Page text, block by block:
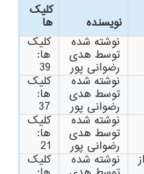
نویسنده
کلیک
ها
نوشته شده
توسط هدی
رضوانی پور
کلیک
ها:
39
نوشته شده
توسط هدی
رضوانی پور
کلیک
ها:
37
نوشته شده
توسط هدی
رضوانی پور
کلیک
ها:
21
نوشته شده کلیک